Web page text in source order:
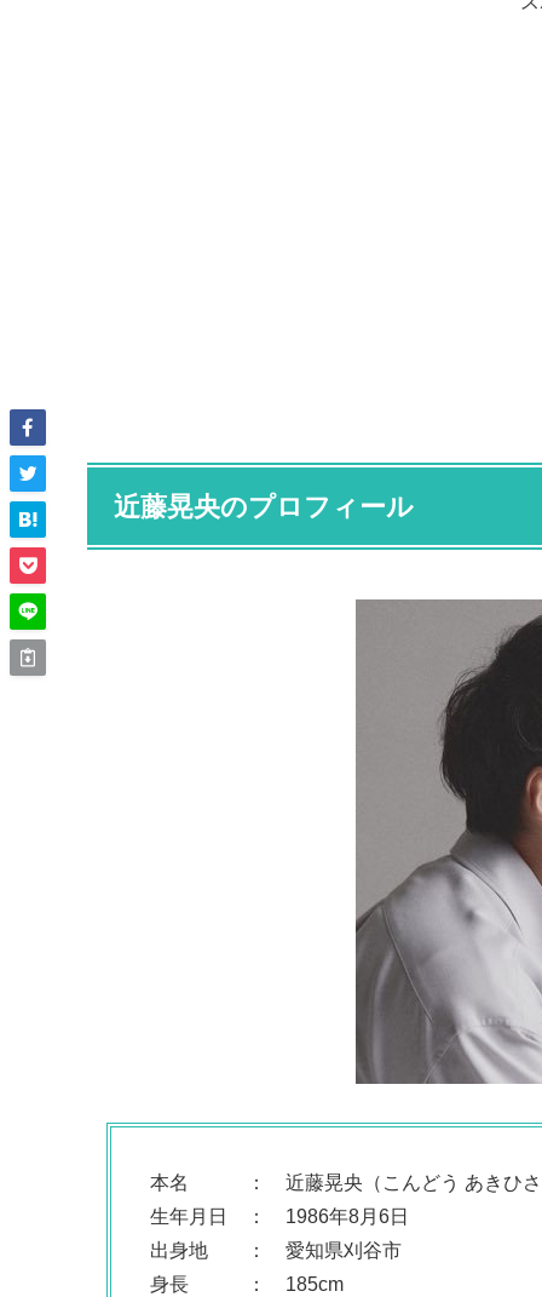
近藤晃央のプロフィール
本名 ： 近藤晃央（こんどう あきひさ
生年月日 ： 1986年8月6日
出身地 ： 愛知県刈谷市
身長 ： 185cm